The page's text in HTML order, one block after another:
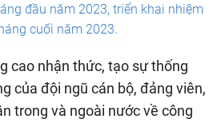
đầu năm 2023, triển khai nhiệm
cuối năm 2023.
cao nhận thức, tạo sự thống
của đội ngũ cán bộ, đảng viên,
trong và ngoài nước về công